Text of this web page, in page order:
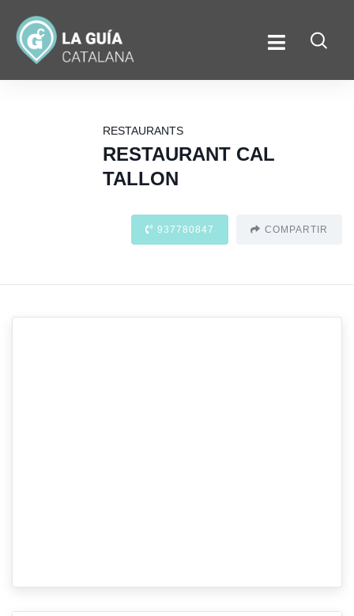
RESTAURANTS
RESTAURANT CAL
TALLON
937780847 COMPARTIR